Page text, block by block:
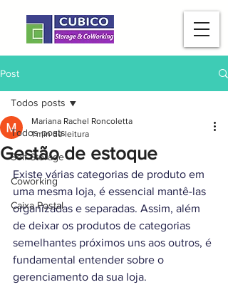
Post
Todos posts
Self Storage
Coworking
Caixa Postal
Todos posts
Gestão de estoque
Mariana Rachel Roncoletta
1 min de leitura
Existe várias categorias de produto em
uma mesma loja, é essencial mantê-las
organizadas e separadas. Assim, além
de deixar os produtos de categorias
semelhantes próximos uns aos outros, é
fundamental entender sobre o
gerenciamento da sua loja.